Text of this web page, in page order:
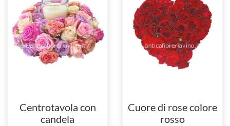
Centrotavola con
candela
Cuore di rose colore
rosso